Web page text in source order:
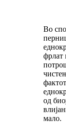
Во
фрлат
од
мало.